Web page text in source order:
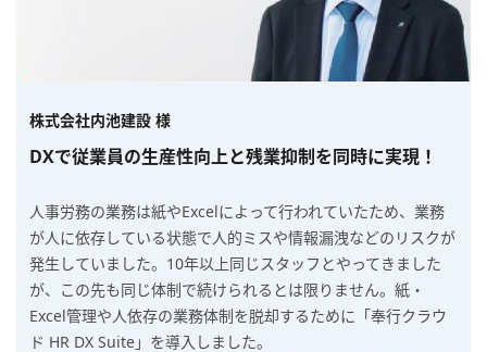
株式会社内池建設 様
DXで従業員の生産性向上と残業抑制を同時に実現！
人事労務の業務は紙やExcelによって行われていたため、業務
が人に依存している状態で人的ミスや情報漏洩などのリスクが
発生していました。10年以上同じスタッフとやってきました
が、この先も同じ体制で続けられるとは限りません。紙・
Excel管理や人依存の業務体制を脱却するために「奉行クラウ
ド HR DX Suite」を導入しました。